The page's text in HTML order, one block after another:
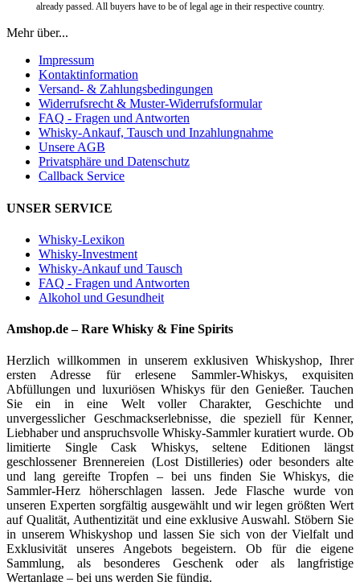
already passed. All buyers have to be of legal age in their respective country.
Mehr über...
Impressum
Kontaktinformation
Versand- & Zahlungsbedingungen
Widerrufsrecht & Muster-Widerrufsformular
FAQ - Fragen und Antworten
Whisky-Ankauf, Tausch und Inzahlungnahme
Unsere AGB
Privatsphäre und Datenschutz
Callback Service
UNSER SERVICE
Whisky-Lexikon
Whisky-Investment
Whisky-Ankauf und Tausch
FAQ - Fragen und Antworten
Alkohol und Gesundheit
Amshop.de – Rare Whisky & Fine Spirits
Herzlich willkommen in unserem exklusiven Whiskyshop, Ihrer
ersten Adresse für erlesene Sammler-Whiskys, exquisiten
Abfüllungen und luxuriösen Whiskys für den Genießer. Tauchen
Sie ein in eine Welt voller Charakter, Geschichte und
unvergesslicher Geschmackserlebnisse, die speziell für Kenner,
Liebhaber und anspruchsvolle Whisky-Sammler kuratiert wurde. Ob
limitierte Single Cask Whiskys, seltene Editionen längst
geschlossener Brennereien (Lost Distilleries) oder besonders alte
und lang gereifte Tropfen – bei uns finden Sie Whiskys, die
Sammler-Herz höherschlagen lassen. Jede Flasche wurde von
unseren Experten sorgfältig ausgewählt und wir legen größten Wert
auf Qualität, Authentizität und eine exklusive Auswahl. Stöbern Sie
in unserem Whiskyshop und lassen Sie sich von der Vielfalt und
Exklusivität unseres Angebots begeistern. Ob für die eigene
Sammlung, als besonderes Geschenk oder als langfristige
Wertanlage – bei uns werden Sie fündig.